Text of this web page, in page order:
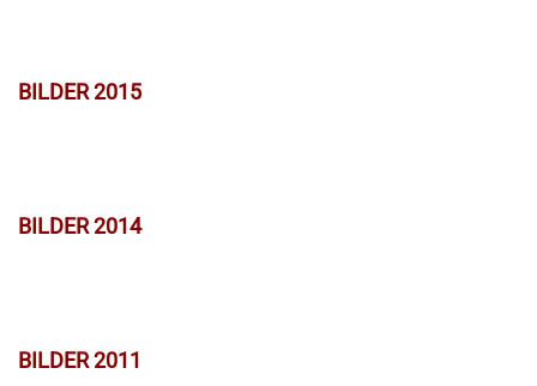
BILDER 2015
BILDER 2014
BILDER 2011